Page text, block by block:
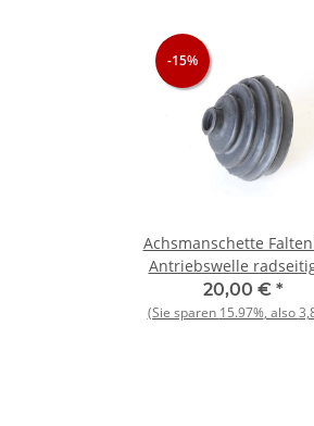
-15%
Achsmanschette
Antriebswelle
(905/7)+AS/Sprint NOS
,22/85mm D
20,00 € *
(Sie sparen 15.97%, also